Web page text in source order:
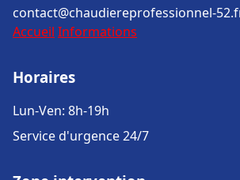
contact@chaudiereprofessionnel-
Accueil Informations
Horaires
Lun-Ven: 8h-19h
Service d'urgence 24/7